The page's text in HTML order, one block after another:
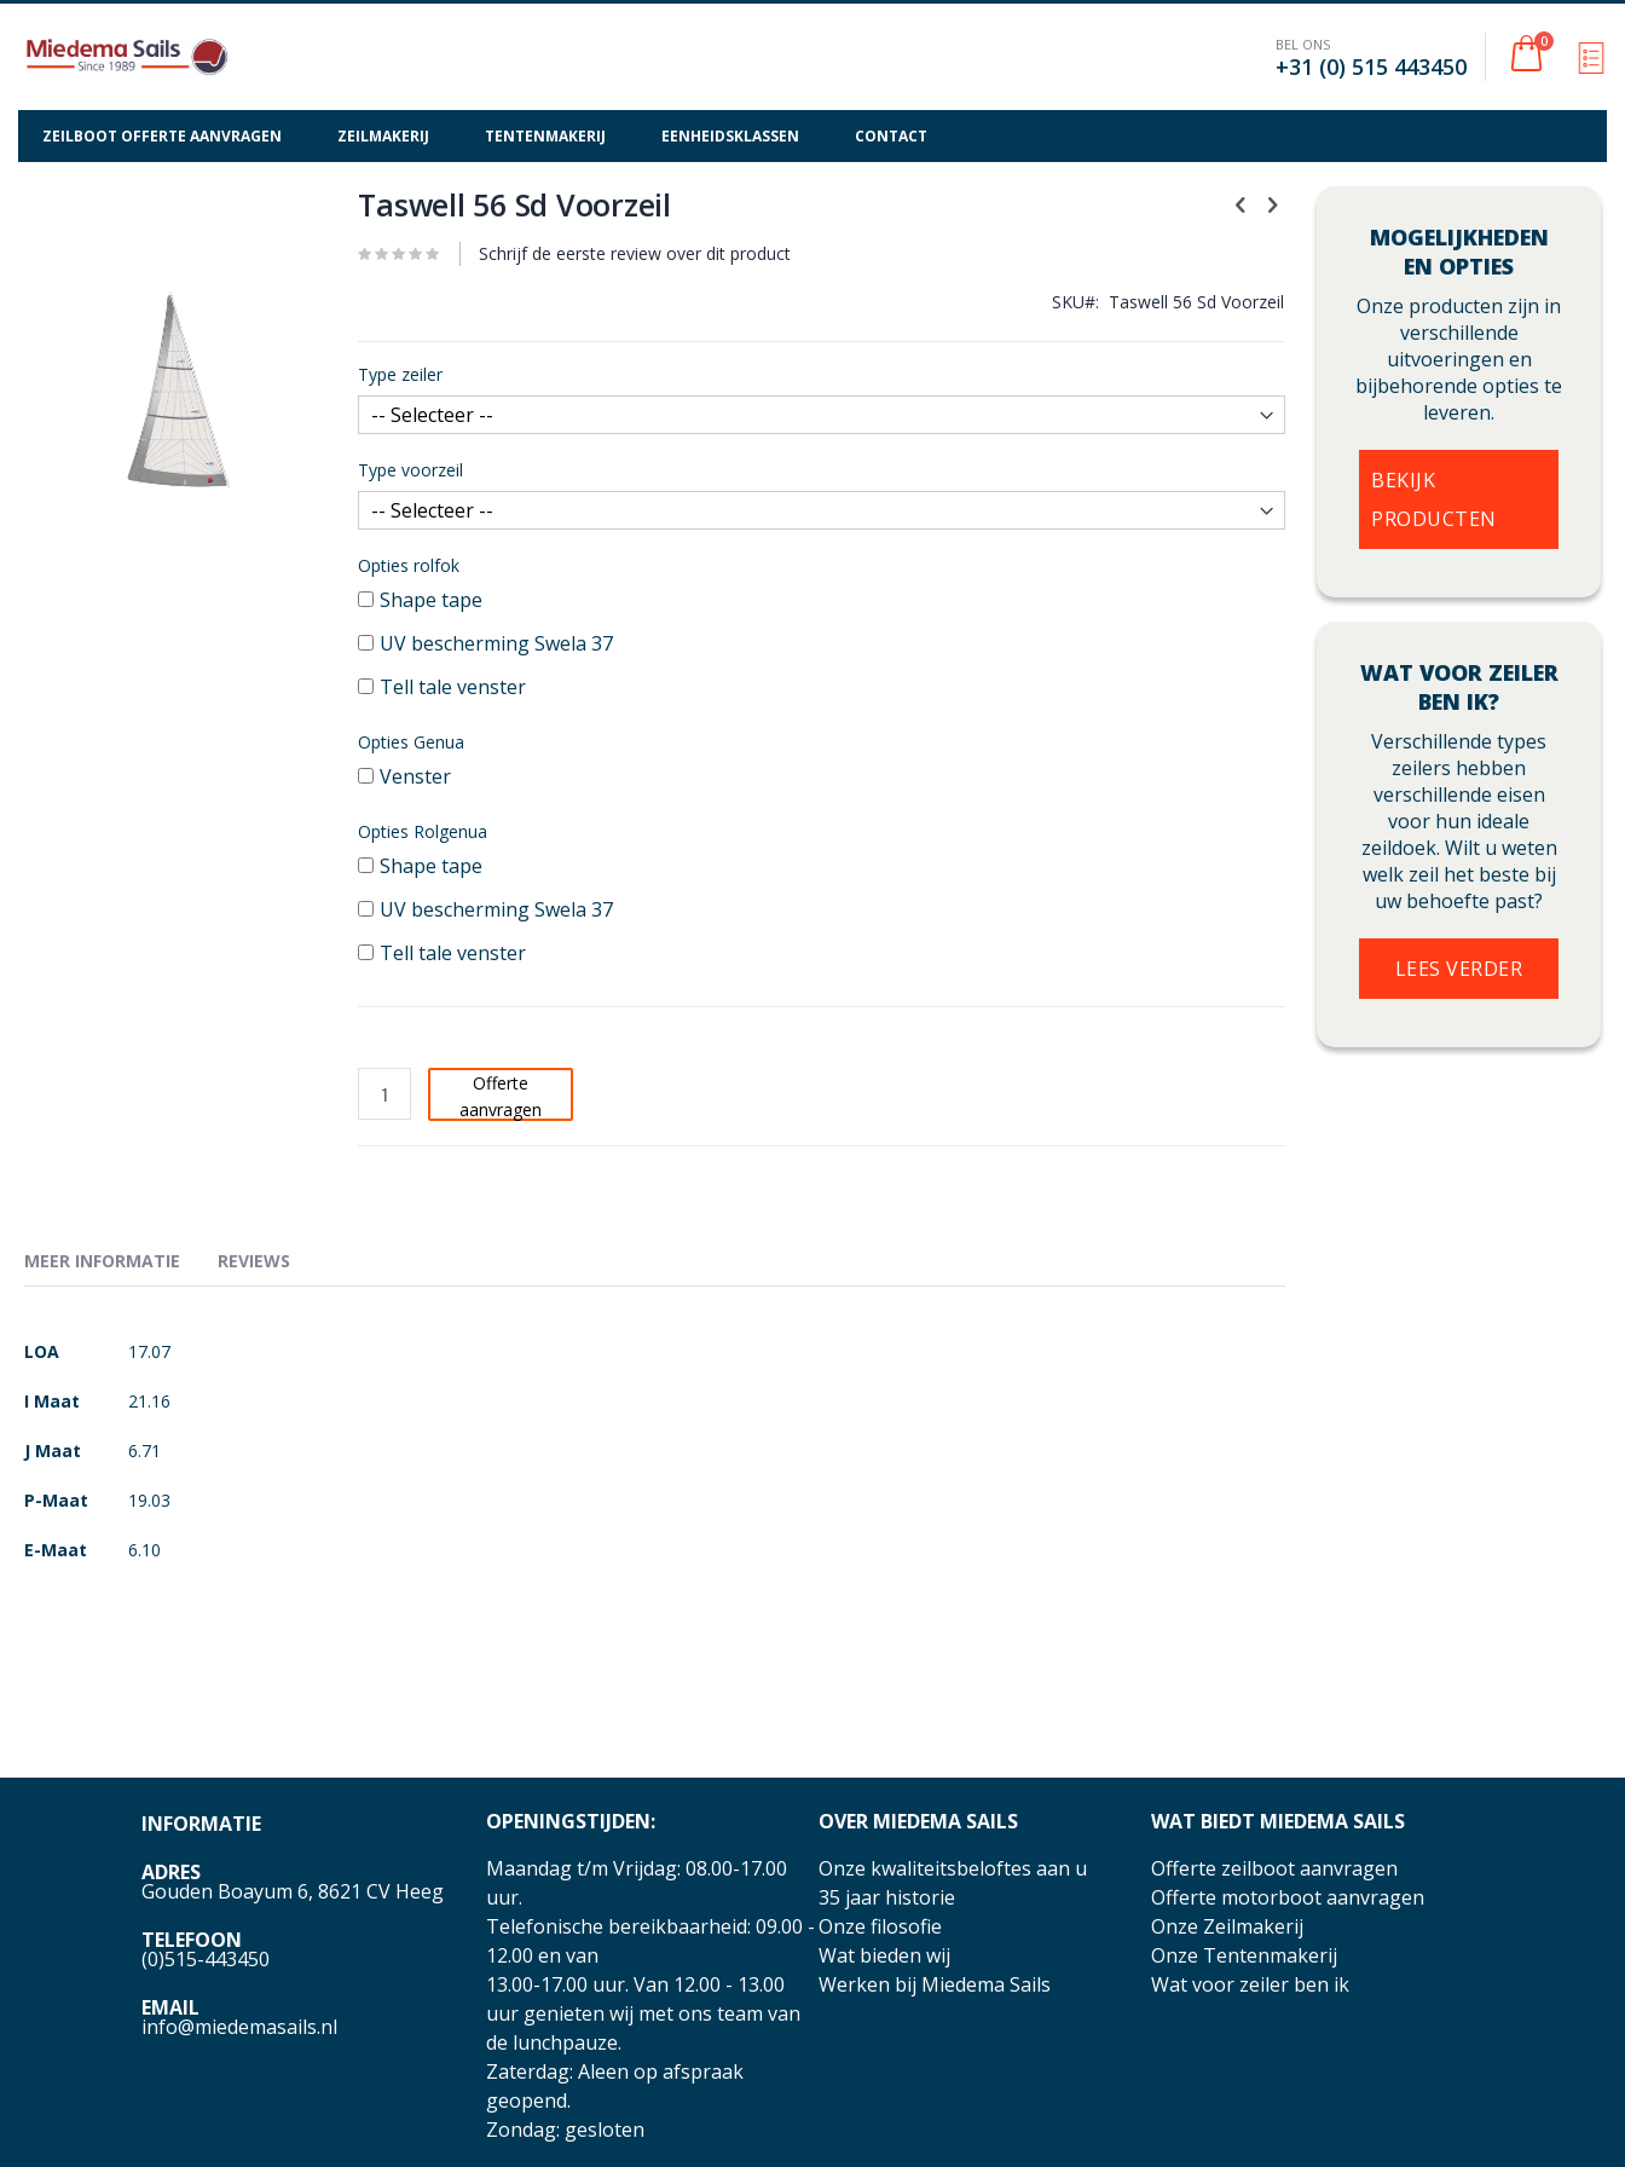
Cart
0
BEL ONS
+31 (0) 515 443450
ZEILBOOT OFFERTE AANVRAGEN ZEILMAKERIJ TENTENMAKERIJ EENHEIDSKLASSEN CONTACT
naar
het
gallerij
Taswell 56 Sd Voorzeil
Schrijf de eerste review over dit product
SKU Taswell 56 Sd Voorzeil
Type zeiler
Type voorzeil
Opties rolfok
Shape tape
UV bescherming Swela 37
Tell tale venster
Opties Genua
Venster
Opties Rolgenua
Shape tape
UV bescherming Swela 37
Tell tale venster
Offerte
aanvragen
MEER INFORMATIE
Meer
LOA 17.07
I Maat 21.16
J Maat 6.71
P-Maat 19.03
E-Maat 6.10
REVIEWS
MOGELIJKHEDEN
EN OPTIES
Onze producten zijn in
verschillende
uitvoeringen en
bijbehorende opties te
leveren.
BEKIJK
PRODUCTEN
WAT VOOR ZEILER
BEN IK?
Verschillende types
zeilers hebben
verschillende eisen
voor hun ideale
zeildoek. Wilt u weten
welk zeil het beste bij
uw behoefte past?
LEES VERDER
INFORMATIE
ADRES
Gouden Boayum 6, 8621 CV Heeg
TELEFOON
(0)515-443450
EMAIL
info@miedemasails.nl
OPENINGSTIJDEN:
Maandag t/m Vrijdag: 08.00-17.00
uur.
Telefonische bereikbaarheid: 09.00 -
12.00 en van
13.00-17.00 uur. Van 12.00 - 13.00
uur genieten wij met ons team van
de lunchpauze.
Zaterdag: Aleen op afspraak
geopend.
Zondag: gesloten
OVER MIEDEMA SAILS
Onze kwaliteitsbeloftes aan u
35 jaar historie
Onze filosofie
Wat bieden wij
Werken bij Miedema Sails
WAT BIEDT MIEDEMA SAILS
Offerte zeilboot aanvragen
Offerte motorboot aanvragen
Onze Zeilmakerij
Onze Tentenmakerij
Wat voor zeiler ben ik